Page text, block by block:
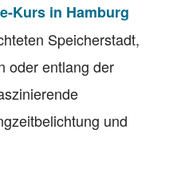
Kurs in Hamburg
Speicherstadt,
oder entlang der
und